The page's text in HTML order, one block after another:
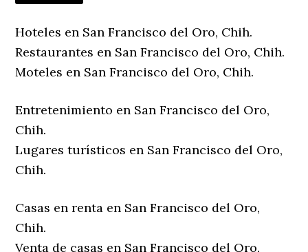
Hoteles en San Francisco del Oro, Chih.
Restaurantes en San Francisco del Oro, Chih.
Moteles en San Francisco del Oro, Chih.
Entretenimiento en San Francisco del Oro,
Chih.
Lugares turísticos en San Francisco del Oro,
Chih.
Casas en renta en San Francisco del Oro,
Chih.
Venta de casas en San Francisco del Oro,